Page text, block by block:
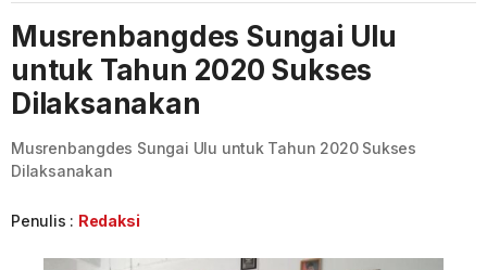
Musrenbangdes Sungai Ulu
untuk Tahun 2020 Sukses
Dilaksanakan
Musrenbangdes Sungai Ulu untuk Tahun 2020 Sukses
Dilaksanakan
Penulis : Redaksi